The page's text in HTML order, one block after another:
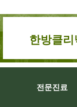
한방클리
전문진료